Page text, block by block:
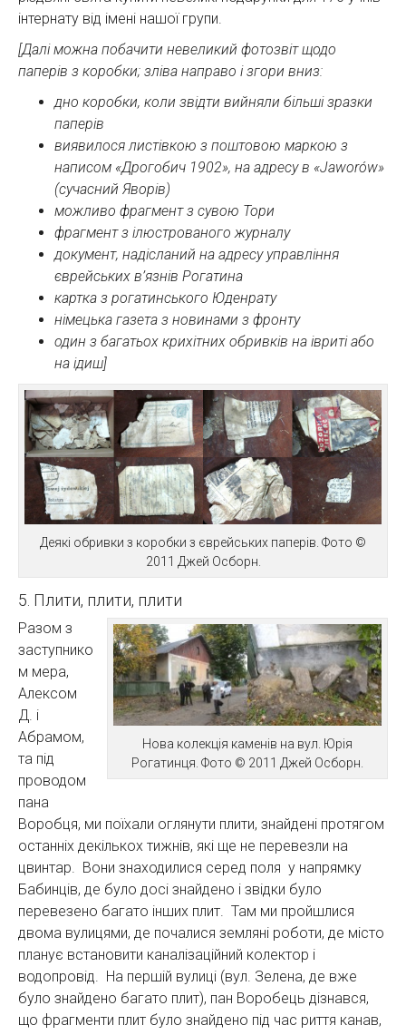
інтернату від імені нашої групи.
[Далі можна побачити невеликий фотозвіт щодо
паперів з коробки; зліва направо і згори вниз:
дно коробки, коли звідти вийняли більші зразки
паперів
виявилося листівкою з поштовою маркою з
написом «Дрогобич 1902», на адресу в «Jaworów»
(сучасний Яворів)
можливо фрагмент з сувою Тори
фрагмент з ілюстрованого журналу
документ, надісланий на адресу управління
єврейських в’язнів Рогатина
картка з рогатинського Юденрату
німецька газета з новинами з фронту
один з багатьох крихітних обривків на івриті або
на ідиш]
Деякі обривки з коробки з єврейських паперів. Фото ©
2011 Джей Осборн.
5. Плити, плити, плити
Нова колекція каменів на вул. Юрія
Рогатинця. Фото © 2011 Джей Осборн.
Разом з
заступнико
м мера,
Алексом
Д. і
Абрамом,
та під
проводом
пана
Воробця, ми поїхали оглянути плити, знайдені протягом
останніх декількох тижнів, які ще не перевезли на
цвинтар. Вони знаходилися серед поля у напрямку
Бабинців, де було досі знайдено і звідки було
перевезено багато інших плит. Там ми пройшлися
двома вулицями, де почалися земляні роботи, де місто
планує встановити каналізаційний колектор і
водопровід. На першій вулиці (вул. Зелена, де вже
було знайдено багато плит), пан Воробець дізнався,
що фрагменти плит було знайдено під час риття канав,